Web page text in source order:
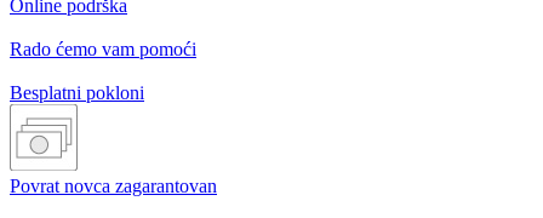
Online podrška
Rado ćemo vam pomoći
Besplatni pokloni
Povrat novca zagarantovan